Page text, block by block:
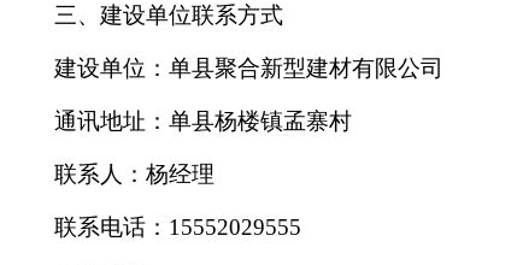
三、建设单位联系方式
建设单位： 单县聚合新型建材有限公司
通讯地址： 单县杨楼镇孟寨村
联系人： 杨经理
联系电话： 15552029555